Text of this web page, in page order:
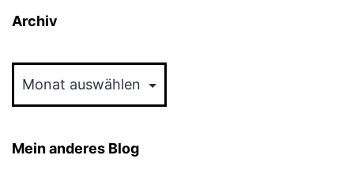
Archiv
Mein anderes Blog